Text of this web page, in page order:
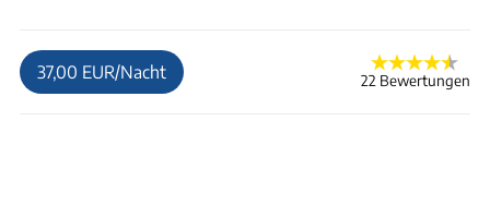
37,00 EUR/Nacht 22 Bewertungen